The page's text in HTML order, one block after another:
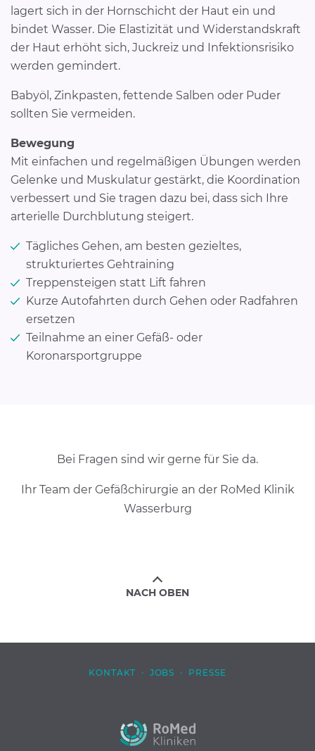
lagert sich in der Hornschicht der Haut ein und
bindet Wasser. Die Elastizität und Widerstandskraft
der Haut erhöht sich, Juckreiz und Infektionsrisiko
werden gemindert.
Babyöl, Zinkpasten, fettende Salben oder Puder
sollten Sie vermeiden.
Bewegung
Mit einfachen und regelmäßigen Übungen werden
Gelenke und Muskulatur gestärkt, die Koordination
verbessert und Sie tragen dazu bei, dass sich Ihre
arterielle Durchblutung steigert.
Tägliches Gehen, am besten gezieltes,
strukturiertes Gehtraining
Treppensteigen statt Lift fahren
Kurze Autofahrten durch Gehen oder Radfahren
ersetzen
Teilnahme an einer Gefäß- oder
Koronarsportgruppe
Bei Fragen sind wir gerne für Sie da.
Ihr Team der Gefäßchirurgie an der RoMed Klinik
Wasserburg
NACH OBEN
KONTAKT · JOBS · PRESSE